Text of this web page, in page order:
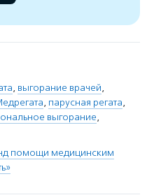
, выгорание врачей,
, парусная регата,
выгорание,
помощи медицинским